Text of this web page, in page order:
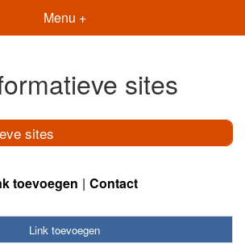
Menu +
sites
sites
toevoegen Contact
Link toevoegen